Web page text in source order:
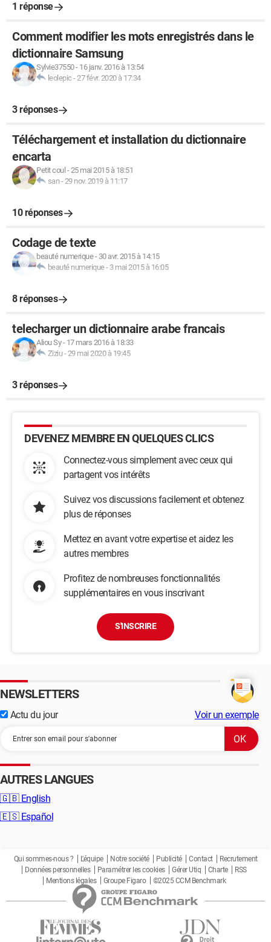
1 réponse
Comment modifier les mots enregistrés dans le
dictionnaire Samsung
Sylvie37550- 16 janv. 2016 à 13:54
leolepic -27 févr. 2020 à 17:34
3 réponses
Téléchargement et installation du dictionnaire
encarta
Petit coul -25 mai 2015 à 18:51
san-29 nov. 2019 à 11:17
10 réponses
Codage de texte
beauté numerique- 30 avr. 2015 à 14:15
beauté numerique- 3 mai 2015 à 16:05
8 réponses
telecharger un dictionnaire arabe francais
Aliou Sy- 17 mars 2016 à 18:33
Ziziu-29 mai 2020 à 19:45
3 réponses
DEVENEZ MEMBRE EN QUELQUES CLICS
Connectez-vous simplement avec ceux qui
partagent vos intérêts
Suivez vos discussions facilement et obtenez
plus de réponses
Mettez en avant votre expertise et aidez les
autres membres
Profitez de nombreuses fonctionnalités
supplémentaires en vous inscrivant
S'INSCRIRE
NEWSLETTERS
Actu du jour Voir un exemple
AUTRES LANGUES
🇬🇧 English
🇪🇸 Español
Qui sommes-nous ? L'équipe Notre société Publicité Contact
Recrutement
Données personnelles
Paramétrer les cookies Gérer Utiq Charte
RSS
Mentions légales
Groupe Figaro ©2025 CCM Benchmark